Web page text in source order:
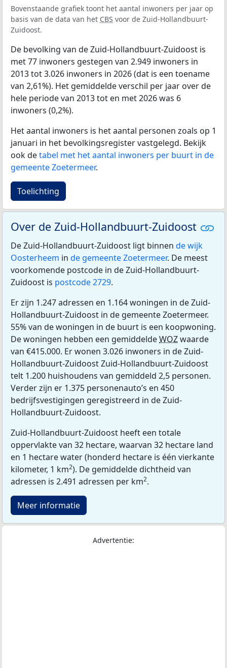
Bovenstaande grafiek toont het aantal inwoners per jaar op
basis van de data van het CBS voor de Zuid-Hollandbuurt-
Zuidoost.
De bevolking van de Zuid-Hollandbuurt-Zuidoost is
met 77 inwoners gestegen van 2.949 inwoners in
2013 tot 3.026 inwoners in 2026 (dat is een toename
van 2,61%). Het gemiddelde verschil per jaar over de
hele periode van 2013 tot en met 2026 was 6
inwoners (0,2%).
Het aantal inwoners is het aantal personen zoals op 1
januari in het bevolkingsregister vastgelegd. Bekijk
ook detabel met het aantal inwoners per buurt in de
gemeente Zoetermeer.
Toelichting
Over de Zuid-Hollandbuurt-Zuidoost
De Zuid-Hollandbuurt-Zuidoost ligt binnen de wijk
Oosterheem in de gemeente Zoetermeer. De meest
voorkomende postcode in de Zuid-Hollandbuurt-
Zuidoost is postcode 2729.
Er zijn 1.247 adressen en 1.164 woningen in de Zuid-
Hollandbuurt-Zuidoost in de gemeente Zoetermeer.
55% van de woningen in de buurt is een koopwoning.
De woningen hebben een gemiddeldeWOZwaarde
van €415.000. Er wonen 3.026 inwoners in de Zuid-
Hollandbuurt-Zuidoost Zuid-Hollandbuurt-Zuidoost
telt 1.200 huishoudens van gemiddeld 2,5 personen.
Verder zijn er 1.375 personenauto’s en 450
bedrijfsvestigingen geregistreerd in de Zuid-
Hollandbuurt-Zuidoost.
Zuid-Hollandbuurt-Zuidoost heeft een totale
oppervlakte van 32 hectare, waarvan 32 hectare land
en 1 hectare water (honderd hectare is één vierkante
kilometer, 1 km2). De gemiddelde dichtheid van
adressen is 2.491 adressen per km2.
Meer informatie
Advertentie: